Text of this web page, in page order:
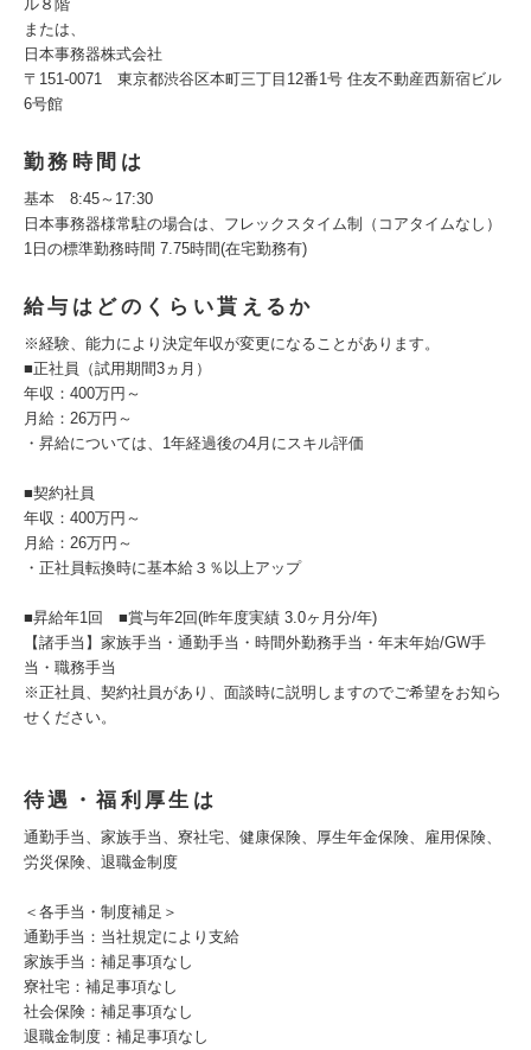
ル８階
または、
日本事務器株式会社
〒151-0071 東京都渋谷区本町三丁目12番1号 住友不動産西新宿ビル
6号館
勤務時間は
基本 8:45～17:30
日本事務器様常駐の場合は、フレックスタイム制（コアタイムなし）
1日の標準勤務時間 7.75時間(在宅勤務有)
給与はどのくらい貰えるか
※経験、能力により決定年収が変更になることがあります。
■正社員（試用期間3ヵ月）
年収：400万円～
月給：26万円～
・昇給については、1年経過後の4月にスキル評価
■契約社員
年収：400万円～
月給：26万円～
・正社員転換時に基本給３％以上アップ
■昇給年1回 ■賞与年2回(昨年度実績 3.0ヶ月分/年)
【諸手当】家族手当・通勤手当・時間外勤務手当・年末年始/GW手
当・職務手当
※正社員、契約社員があり、面談時に説明しますのでご希望をお知ら
せください。
待遇・福利厚生は
通勤手当、家族手当、寮社宅、健康保険、厚生年金保険、雇用保険、
労災保険、退職金制度
＜各手当・制度補足＞
通勤手当：当社規定により支給
家族手当：補足事項なし
寮社宅：補足事項なし
社会保険：補足事項なし
退職金制度：補足事項なし